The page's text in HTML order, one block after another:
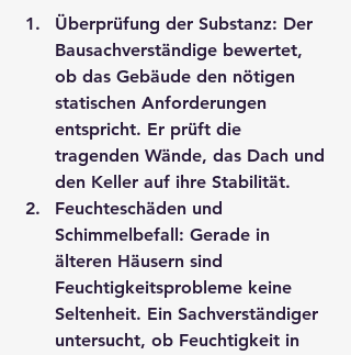
Überprüfung der Substanz: Der
Bausachverständige bewertet,
ob das Gebäude den nötigen
statischen Anforderungen
entspricht. Er prüft die
tragenden Wände, das Dach und
den Keller auf ihre Stabilität.
Feuchteschäden und
Schimmelbefall : Gerade in
älteren Häusern sind
Feuchtigkeitsprobleme keine
Seltenheit. Ein Sachverständiger
untersucht, ob Feuchtigkeit in